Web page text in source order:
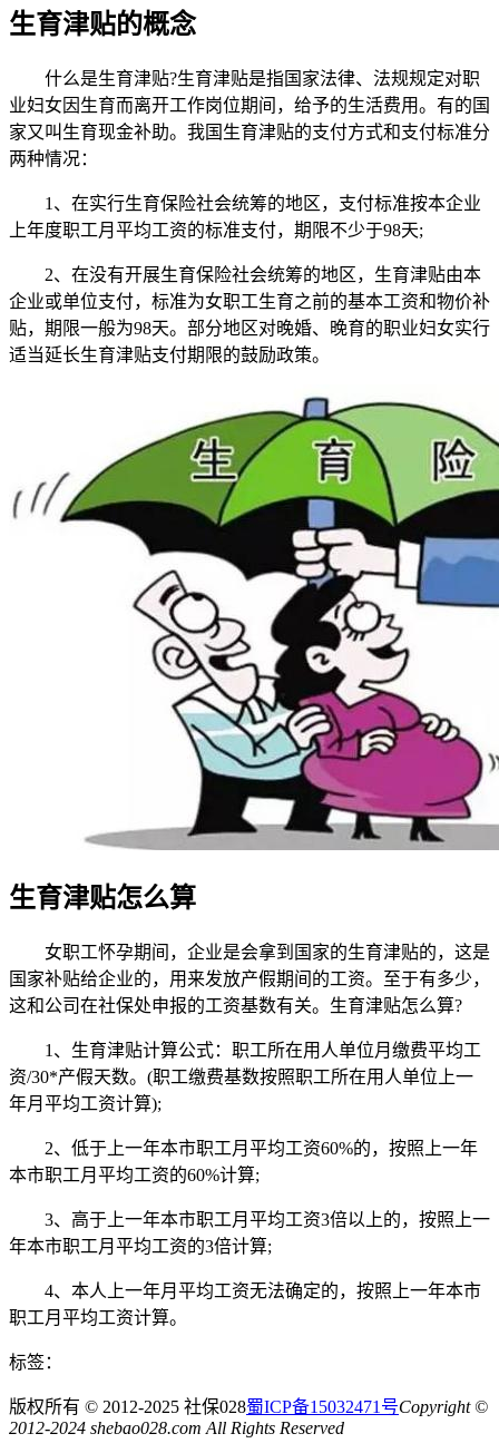
生育津贴的概念
什么是生育津贴?生育津贴是指国家法律、法规规定对职
业妇女因生育而离开工作岗位期间，给予的生活费用。有的国
家又叫生育现金补助。我国生育津贴的支付方式和支付标准分
两种情况：
1、在实行生育保险社会统筹的地区，支付标准按本企业
上年度职工月平均工资的标准支付，期限不少于98天;
2、在没有开展生育保险社会统筹的地区，生育津贴由本
企业或单位支付，标准为女职工生育之前的基本工资和物价补
贴，期限一般为98天。部分地区对晚婚、晚育的职业妇女实行
适当延长生育津贴支付期限的鼓励政策。
生育津贴怎么算
女职工怀孕期间，企业是会拿到国家的生育津贴的，这是
国家补贴给企业的，用来发放产假期间的工资。至于有多少，
这和公司在社保处申报的工资基数有关。生育津贴怎么算?
1、生育津贴计算公式：职工所在用人单位月缴费平均工
资/30*产假天数。(职工缴费基数按照职工所在用人单位上一
年月平均工资计算);
2、低于上一年本市职工月平均工资60%的，按照上一年
本市职工月平均工资的60%计算;
3、高于上一年本市职工月平均工资3倍以上的，按照上一
年本市职工月平均工资的3倍计算;
4、本人上一年月平均工资无法确定的，按照上一年本市
职工月平均工资计算。
标签：
版权所有 © 2012-2025 社保028蜀ICP备15032471号Copyright ©
2012-2024 shebao028.com All Rights Reserved